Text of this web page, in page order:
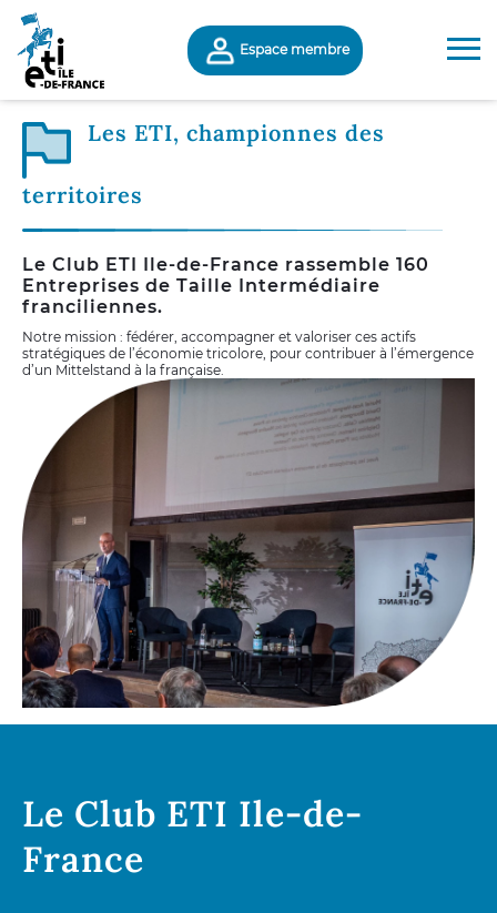
Espace membre
Les ETI, championnes des
territoires
Le Club ETI Ile-de-France rassemble 160
Entreprises de Taille Intermédiaire
franciliennes.
Notre mission : fédérer, accompagner et valoriser ces actifs
stratégiques de l’économie tricolore, pour contribuer à l’émergence
d’un Mittelstand à la française.
Le Club ETI Ile-de-
France